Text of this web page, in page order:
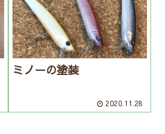
ミノーの塗装
2020.11.28